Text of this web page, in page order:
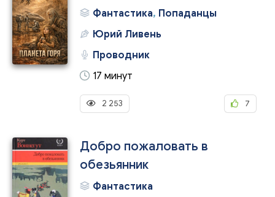
Фантастика, Попаданцы
Юрий Ливень
Проводник
17 минут
2 253 7
Добро пожаловать в
обезьянник
Фантастика